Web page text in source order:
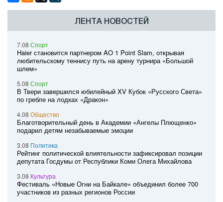
ЛЕНТА НОВОСТЕЙ
7.08 Спорт
Haier становится партнером AO 1 Point Slam, открывая
любительскому теннису путь на арену турнира «Большой
шлем»
5.08 Спорт
В Твери завершился юбилейный XV Кубок «Русского Света»
по гребле на лодках «Дракон»
4.08 Общество
Благотворительный день в Академии «Ангелы Плющенко»
подарил детям незабываемые эмоции
3.08 Политика
Рейтинг политической влиятельности зафиксировал позиции
депутата Госдумы от Республики Коми Олега Михайлова
3.08 Культура
Фестиваль «Новые Огни на Байкале» объединил более 700
участников из разных регионов России